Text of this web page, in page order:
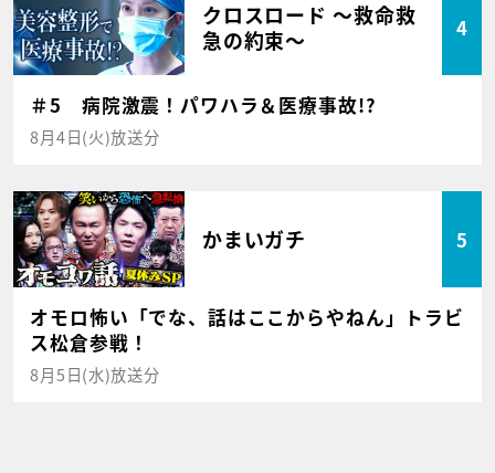
クロスロード ～救命救
急の約束～
4
＃5 病院激震！パワハラ＆医療事故!?
8月4日(火)放送分
かまいガチ 5
オモロ怖い「でな、話はここからやねん」トラビ
ス松倉参戦！
8月5日(水)放送分